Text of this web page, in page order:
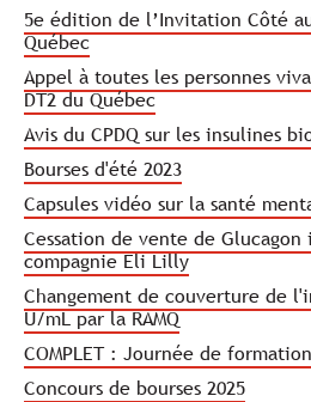
5e édition de l’Invitation Côté
Québec
Appel à toutes les personnes
DT2 du Québec
Avis du CPDQ sur les insulines
Bourses d'été 2023
Capsules vidéo sur la santé
Cessation de vente de
compagnie Eli Lilly
Changement de couverture de
U/mL par la RAMQ
COMPLET : Journée de
Concours de bourses 2025